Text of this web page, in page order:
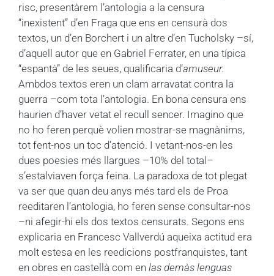
risc, presentàrem l’antologia a la censura
“inexistent” d’en Fraga que ens en censurà dos
textos, un d’en Borchert i un altre d’en Tucholsky –sí,
d’aquell autor que en Gabriel Ferrater, en una típica
“espantà” de les seues, qualificaria d’amuseur.
Ambdos textos eren un clam arravatat contra la
guerra –com tota l’antologia. En bona censura ens
haurien d’haver vetat el recull sencer. Imagino que
no ho feren perquè volien mostrar-se magnànims,
tot fent-nos un toc d’atenció. I vetant-nos-en les
dues poesies més llargues –10% del total–
s’estalviaven força feina. La paradoxa de tot plegat
va ser que quan deu anys més tard els de Proa
reeditaren l’antologia, ho feren sense consultar-nos
–ni afegir-hi els dos textos censurats. Segons ens
explicaria en Francesc Vallverdú aqueixa actitud era
molt estesa en les reedicions postfranquistes, tant
en obres en castellà com en las demàs lenguas